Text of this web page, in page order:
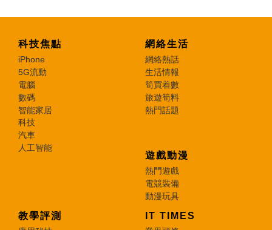
科技焦點
iPhone
5G流動
電腦
數碼
智能家居
科技
汽車
人工智能
網絡生活
網絡熱話
生活情報
筍買着數
旅遊筍料
熱門話題
遊戲動漫
熱門遊戲
電競裝備
動漫玩具
教學評測 IT TIMES